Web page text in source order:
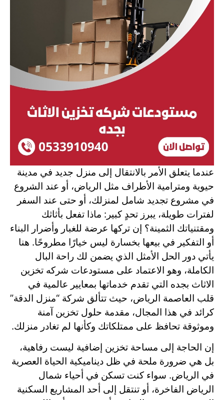
عندما يتعلق الأمر بالانتقال إلى منزل جديد في مدينة
حيوية ومترامية الأطراف مثل الرياض، أو عند الشروع
في مشروع تجديد شامل لمنزلك، أو حتى عند السفر
لفترات طويلة، يبرز تحدٍ كبير: ماذا تفعل بأثاثك
ومقتنياتك الثمينة؟ إن تركها عرضة للغبار وأضرار البناء
أو التفكير في بيعها بخسارة ليس خيارًا مطروحًا. هنا
يأتي دور الحل الأمثل الذي يضمن لك راحة البال
الكاملة، وهو الاعتماد على مستودعات شركه تخزين
الاثاث بجده التي تقدم خدماتها بمعايير عالمية في
قلب العاصمة الرياض، حيث تتألق شركة “منزل الدقة”
كرائد في هذا المجال، مقدمة حلول تخزين آمنة
وموثوقة تحافظ على ممتلكاتك وكأنها لم تغادر منزلك.
إن الحاجة إلى مساحة تخزين إضافية ليست رفاهية،
بل هي ضرورة ملحة في ظل ديناميكية الحياة العصرية
في الرياض. سواء كنت تسكن في أحياء شمال
الرياض الفاخرة، أو تنتقل إلى أحد المشاريع السكنية